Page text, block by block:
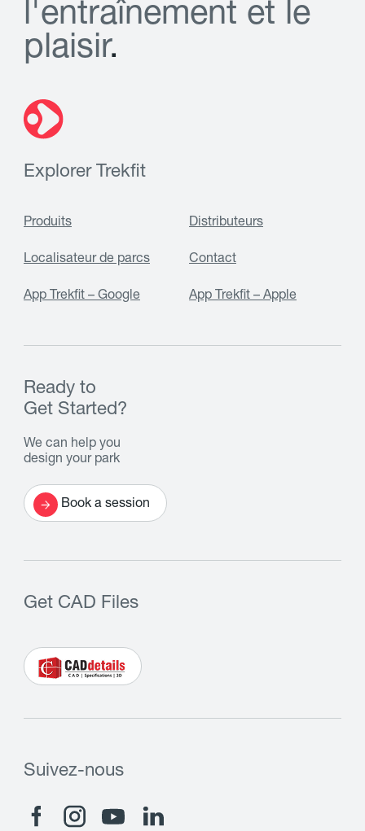
l'entraînement et le
plaisir.
Explorer Trekfit
Produits Distributeurs
Localisateur de parcs Contact
App Trekfit – Google App Trekfit – Apple
Ready to
Get Started?
We can help you
design your park
Book a session
Get CAD Files
Suivez-nous